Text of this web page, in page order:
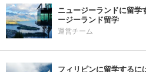
ニュージーランドに留学
ージーランド留学
運営チーム
フィリピンに留学するに